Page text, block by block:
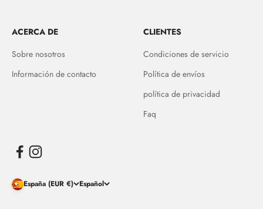
ACERCA DE
Sobre nosotros
Información de contacto
CLIENTES
Condiciones de servicio
Política de envíos
política de privacidad
Faq
España (EUR €) Español